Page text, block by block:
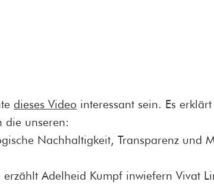
dieses Video interessant sein. Es
die unseren:
Nachhaltigkeit, Transparenz und
Adelheid Kumpf inwiefern Vivat